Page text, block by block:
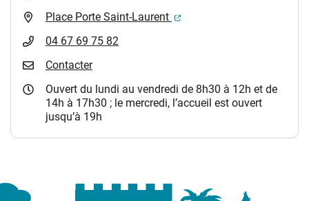
Place Porte Saint-Laurent
(ouverture dans un
04 67 69 75 82
Contacter
Ouvert du lundi au vendredi de 8h30 à 12h et de
14h à 17h30 ; le mercredi, l’accueil est ouvert
jusqu’à 19h